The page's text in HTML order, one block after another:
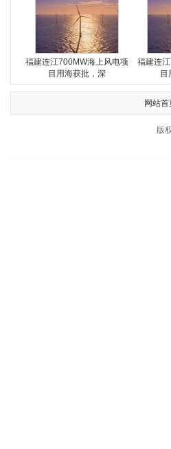
福建连江700MW海上风电项
目用海获批，深
福建连
目
网站首
版